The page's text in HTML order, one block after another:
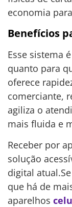
economia
Benefícios
Esse sistema
quanto para
oferece
comerciante,
agiliza o
mais fluida e
Receber por
solução
digital
que há de
aparelhos